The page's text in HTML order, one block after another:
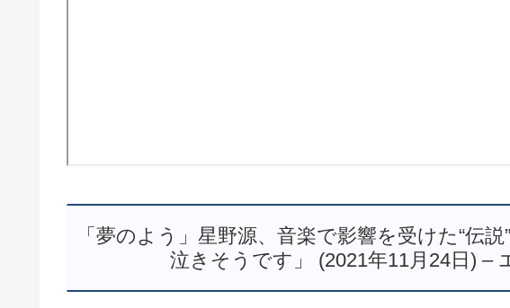
「夢のよう」星野源、音楽で影響を受けた“伝
泣きそうです」 (2021年11月24日) –